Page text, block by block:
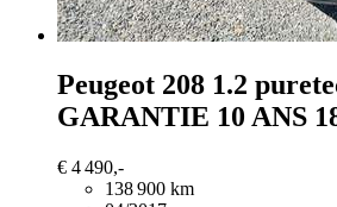
Peugeot 208 1.2
GARANTIE 10 ANS
€ 4 490,-
138 900 km